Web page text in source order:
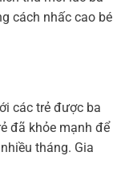
cách nhấc cao bé
các trẻ được ba
đã khỏe mạnh để
tháng. Gia